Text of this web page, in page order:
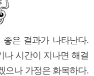
은 결과가 나타난다.
나 시간이 지나면 해결
으나 가정은 화목하다.